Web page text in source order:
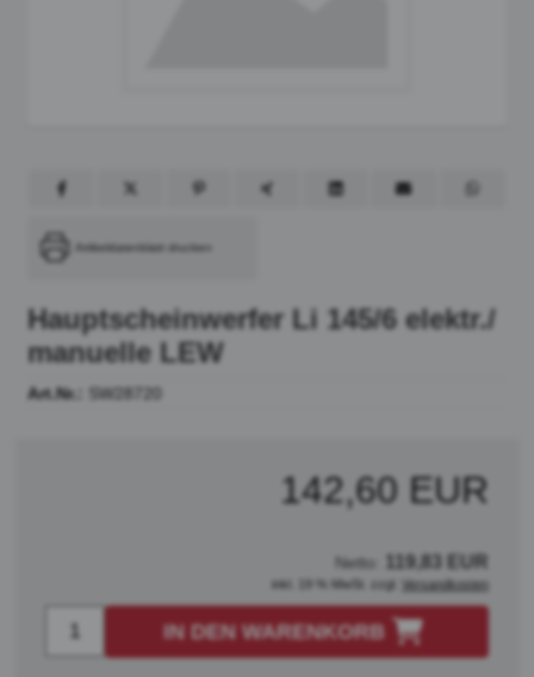
Artikeldatenblatt drucken
Hauptscheinwerfer Li 145/6 elektr./
manuelle LEW
Art.Nr.: SW28720
142,60 EUR
Netto: 119,83 EUR
inkl. 19 % MwSt. zzgl. Versandkosten
IN DEN WARENKORB